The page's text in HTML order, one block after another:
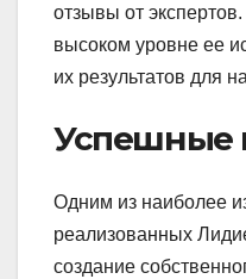
отзывы от
высоком уровне ее
их результатов для
Успешные
Одним из наиболее
реализованных
создание